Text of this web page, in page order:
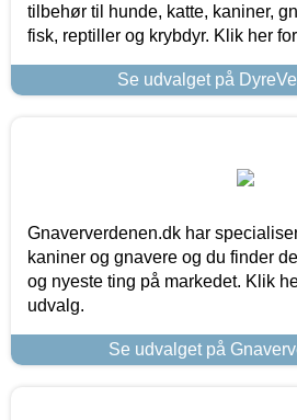
tilbehør til hunde, katte, kaniner,
fisk, reptiller og krybdyr. Klik her
Se udvalget på
Gnaververdenen.dk har
kaniner og gnavere og du finder
og nyeste ting på markedet. Klik
udvalg.
Se udvalget på